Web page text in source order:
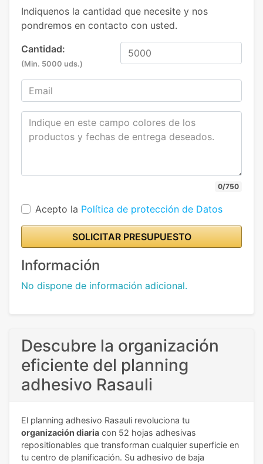
Indiquenos la cantidad que necesite y nos
pondremos en contacto con usted.
Cantidad:
(Min. 5000 uds.)
0/750
Acepto la Política de protección de Datos
SOLICITAR PRESUPUESTO
Información
No dispone de información adicional.
Descubre la organización
eficiente del planning
adhesivo Rasauli
El planning adhesivo Rasauli revoluciona tu
organización diaria con 52 hojas adhesivas
repositionables que transforman cualquier superficie en
tu centro de planificación. Su adhesivo de baja